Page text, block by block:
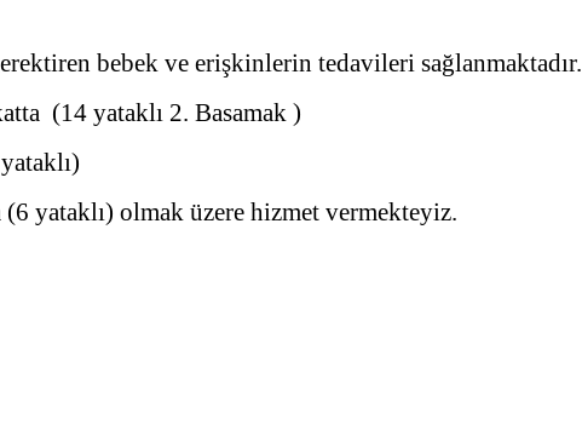
bebek ve erişkinlerin tedavileri sağlanmaktadır.
(14 yataklı 2. Basamak )
yataklı) olmak üzere hizmet vermekteyiz.